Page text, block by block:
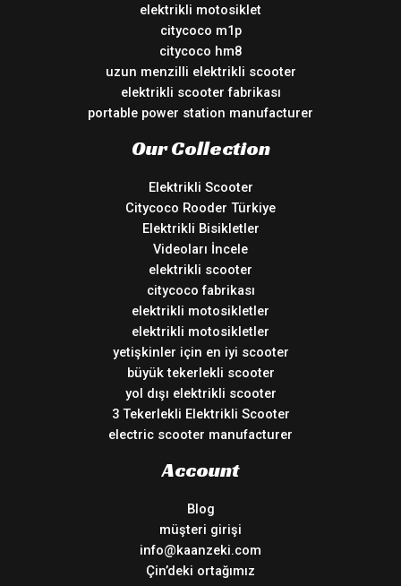
elektrikli motosiklet
citycoco m1p
citycoco hm8
uzun menzilli elektrikli scooter
elektrikli scooter fabrikası
portable power station manufacturer
Our Collection
Elektrikli Scooter
Citycoco Rooder Türkiye
Elektrikli Bisikletler
Videoları İncele
elektrikli scooter
citycoco fabrikası
elektrikli motosikletler
elektrikli motosikletler
yetişkinler için en iyi scooter
büyük tekerlekli scooter
yol dışı elektrikli scooter
3 Tekerlekli Elektrikli Scooter
electric scooter manufacturer
Account
Blog
müşteri girişi
info@kaanzeki.com
Çin’deki ortağımız